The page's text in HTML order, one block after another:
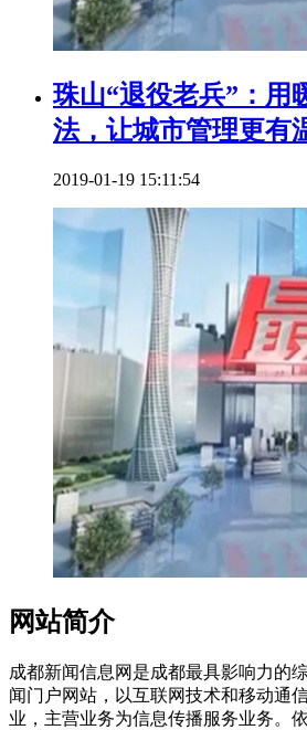
珠山“退役老兵”：用
法，让城市管理更有
2019-01-19 15:11:54
网站简介
成都新闻信息网是成都最具影响力的
闻门户网站，以互联网技术和移动通
业，主营业务为信息传播服务业务。